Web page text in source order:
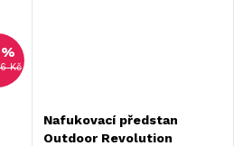
Kč
Nafukovací předstan
Outdoor Revolution